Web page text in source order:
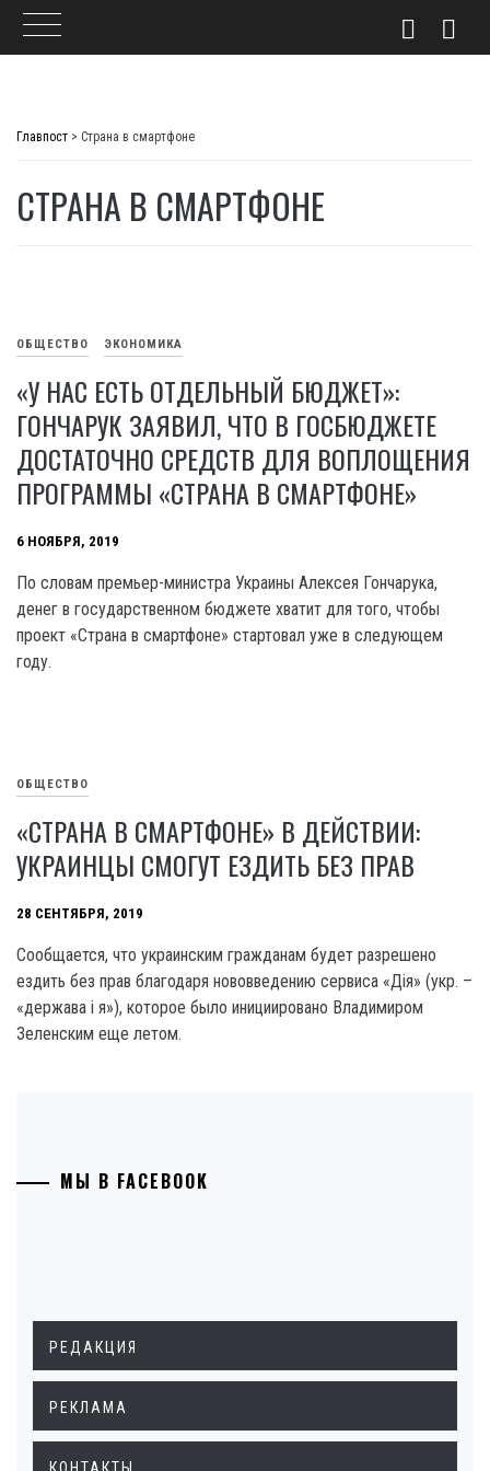
Главпост > Страна в смартфоне
СТРАНА В СМАРТФОНЕ
ОБЩЕСТВО ЭКОНОМИКА
«У НАС ЕСТЬ ОТДЕЛЬНЫЙ БЮДЖЕТ»:
ГОНЧАРУК ЗАЯВИЛ, ЧТО В ГОСБЮДЖЕТЕ
ДОСТАТОЧНО СРЕДСТВ ДЛЯ ВОПЛОЩЕНИЯ
ПРОГРАММЫ «СТРАНА В СМАРТФОНЕ»
6 НОЯБРЯ, 2019
По словам премьер-министра Украины Алексея Гончарука,
денег в государственном бюджете хватит для того, чтобы
проект «Страна в смартфоне» стартовал уже в следующем
году.
ОБЩЕСТВО
«СТРАНА В СМАРТФОНЕ» В ДЕЙСТВИИ:
УКРАИНЦЫ СМОГУТ ЕЗДИТЬ БЕЗ ПРАВ
28 СЕНТЯБРЯ, 2019
Сообщается, что украинским гражданам будет разрешено
ездить без прав благодаря нововведению сервиса «Дія» (укр. –
«держава і я»), которое было инициировано Владимиром
Зеленским еще летом.
МЫ В FACEBOOK
РЕДАКЦИЯ
РЕКЛАМА